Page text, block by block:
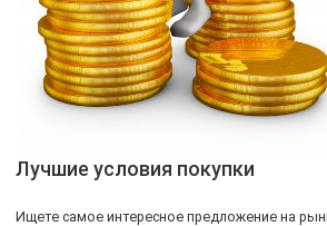
Лучшие условия покупки
Ищете самое интересное предложение на